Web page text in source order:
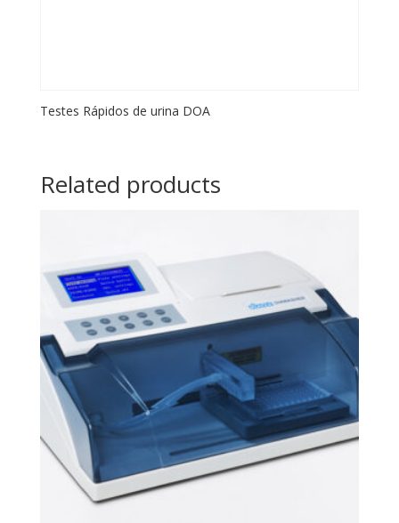
Testes Rápidos de urina DOA
Related products